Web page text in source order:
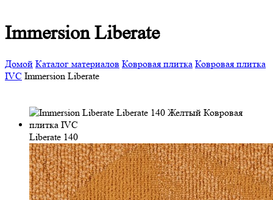
Immersion Liberate
Домой Каталог материалов Ковровая плитка Ковровая плитка
IVC Immersion Liberate
Liberate 140